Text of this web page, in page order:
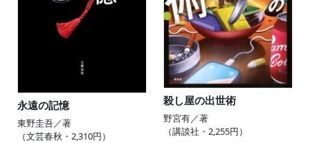
永遠の記憶
東野圭吾／著
（文芸春秋・2,310円）
殺し屋の出世術
野宮有／著
（講談社・2,255円）